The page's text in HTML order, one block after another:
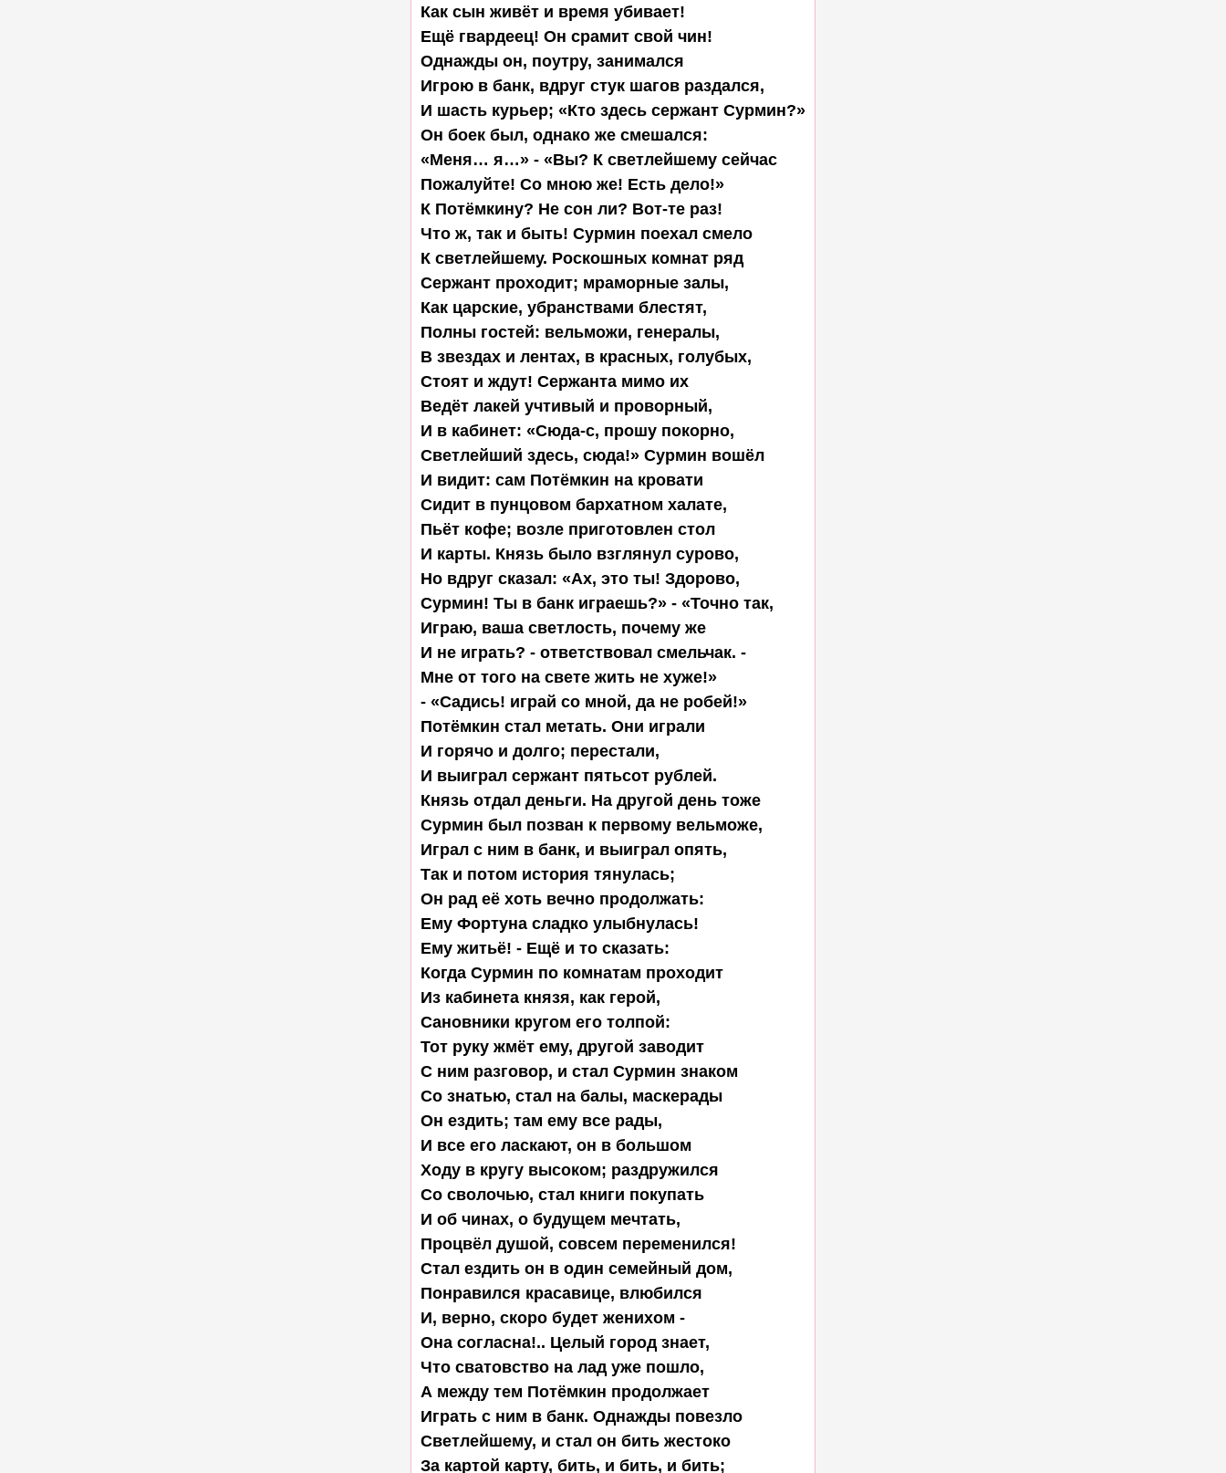
Как сын живёт и время убивает!
Ещё гвардеец! Он срамит свой чин!
Однажды он, поутру, занимался
Игрою в банк, вдруг стук шагов раздался,
И шасть курьер; «Кто здесь сержант Сурмин?»
Он боек был, однако же смешался:
«Меня… я…» - «Вы? К светлейшему сейчас
Пожалуйте! Со мною же! Есть дело!»
К Потёмкину? Не сон ли? Вот-те раз!
Что ж, так и быть! Сурмин поехал смело
К светлейшему. Роскошных комнат ряд
Сержант проходит; мраморные залы,
Как царские, убранствами блестят,
Полны гостей: вельможи, генералы,
В звездах и лентах, в красных, голубых,
Стоят и ждут! Сержанта мимо их
Ведёт лакей учтивый и проворный,
И в кабинет: «Сюда-с, прошу покорно,
Светлейший здесь, сюда!» Сурмин вошёл
И видит: сам Потёмкин на кровати
Сидит в пунцовом бархатном халате,
Пьёт кофе; возле приготовлен стол
И карты. Князь было взглянул сурово,
Но вдруг сказал: «Ах, это ты! Здорово,
Сурмин! Ты в банк играешь?» - «Точно так,
Играю, ваша светлость, почему же
И не играть? - ответствовал смельчак. -
Мне от того на свете жить не хуже!»
- «Садись! играй со мной, да не робей!»
Потёмкин стал метать. Они играли
И горячо и долго; перестали,
И выиграл сержант пятьсот рублей.
Князь отдал деньги. На другой день тоже
Сурмин был позван к первому вельможе,
Играл с ним в банк, и выиграл опять,
Так и потом история тянулась;
Он рад её хоть вечно продолжать:
Ему Фортуна сладко улыбнулась!
Ему житьё! - Ещё и то сказать:
Когда Сурмин по комнатам проходит
Из кабинета князя, как герой,
Сановники кругом его толпой:
Тот руку жмёт ему, другой заводит
С ним разговор, и стал Сурмин знаком
Со знатью, стал на балы, маскерады
Он ездить; там ему все рады,
И все его ласкают, он в большом
Ходу в кругу высоком; раздружился
Со сволочью, стал книги покупать
И об чинах, о будущем мечтать,
Процвёл душой, совсем переменился!
Стал ездить он в один семейный дом,
Понравился красавице, влюбился
И, верно, скоро будет женихом -
Она согласна!.. Целый город знает,
Что сватовство на лад уже пошло,
А между тем Потёмкин продолжает
Играть с ним в банк. Однажды повезло
Светлейшему, и стал он бить жестоко
За картой карту, бить, и бить, и бить;